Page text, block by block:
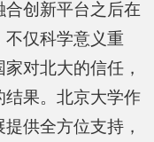
创新平台之后在
仅科学意义重
对北大的信任，
结果。北京大学作
供全方位支持，